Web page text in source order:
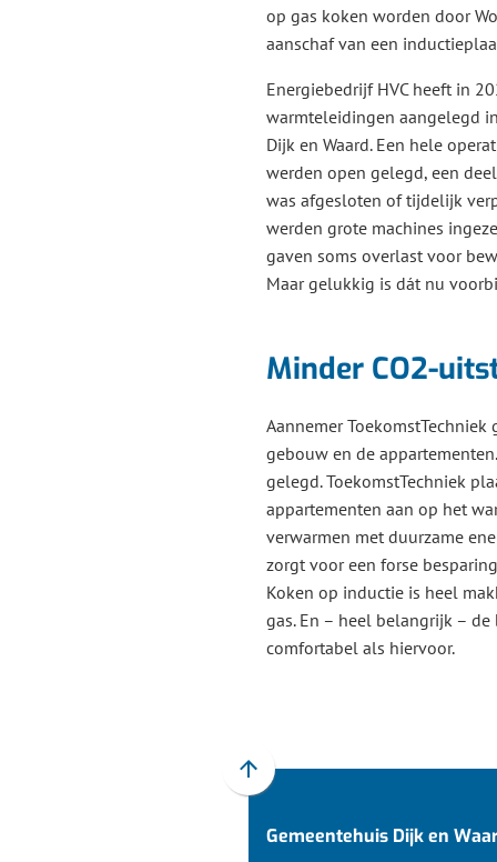
op gas koken worden door
aanschaf van een
Energiebedrijf HVC heeft in
warmteleidingen aangelegd
Dijk en Waard. Een hele
werden open gelegd, een
was afgesloten of tijdelijk
werden grote machines
gaven soms overlast voor
Maar gelukkig is dát nu
Minder CO2-
Aannemer
gebouw en de
gelegd. ToekomstTechniek
appartementen aan op het
verwarmen met duurzame
zorgt voor een forse
Koken op inductie is heel
gas. En – heel belangrijk –
comfortabel als hiervoor.
Scroll
boven
Gemeentehuis Dijk en